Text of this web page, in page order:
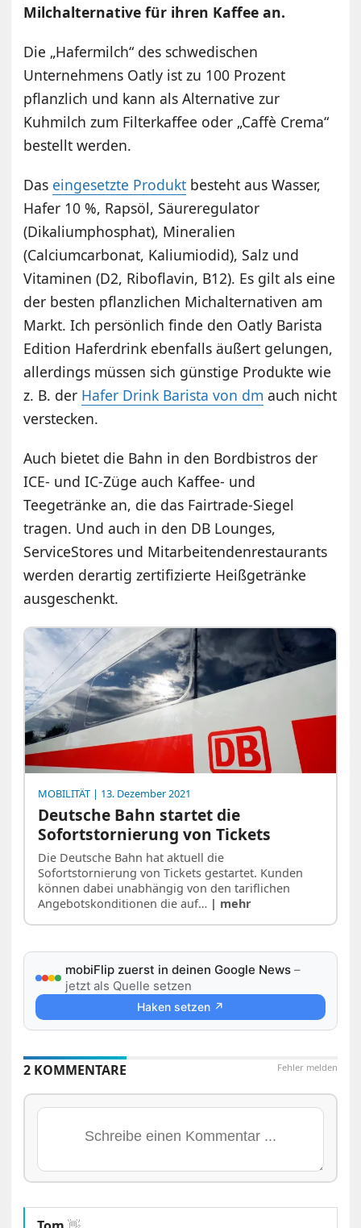
Milchalternative für ihren Kaffee an.
Die „Hafermilch“ des schwedischen
Unternehmens Oatly ist zu 100 Prozent
pflanzlich und kann als Alternative zur
Kuhmilch zum Filterkaffee oder „Caffè Crema“
bestellt werden.
Das eingesetzte Produkt besteht aus Wasser,
Hafer 10 %, Rapsöl, Säureregulator
(Dikaliumphosphat), Mineralien
(Calciumcarbonat, Kaliumiodid), Salz und
Vitaminen (D2, Riboflavin, B12). Es gilt als eine
der besten pflanzlichen Michalternativen am
Markt. Ich persönlich finde den Oatly Barista
Edition Haferdrink ebenfalls äußert gelungen,
allerdings müssen sich günstige Produkte wie
z. B. der Hafer Drink Barista von dm auch nicht
verstecken.
Auch bietet die Bahn in den Bordbistros der
ICE- und IC-Züge auch Kaffee- und
Teegetränke an, die das Fairtrade-Siegel
tragen. Und auch in den DB Lounges,
ServiceStores und Mitarbeitendenrestaurants
werden derartig zertifizierte Heißgetränke
ausgeschenkt.
MOBILITÄT | 13. Dezember 2021
Deutsche Bahn startet die
Sofortstornierung von Tickets
Die Deutsche Bahn hat aktuell die
Sofortstornierung von Tickets gestartet. Kunden
können dabei unabhängig von den tariflichen
Angebotskonditionen die auf… | mehr
mobiFlip zuerst in deinen Google News –
jetzt als Quelle setzen
Haken setzen ↗
Fehler melden
2 KOMMENTARE